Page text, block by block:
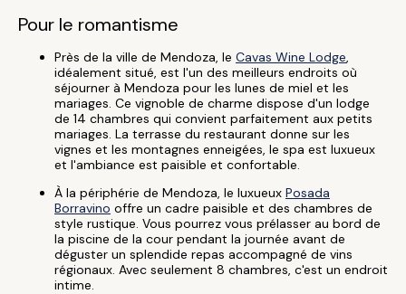
Pour le romantisme
Près de la ville de Mendoza, le Cavas Wine Lodge,
idéalement situé, est l'un des meilleurs endroits où
séjourner à Mendoza pour les lunes de miel et les
mariages. Ce vignoble de charme dispose d'un lodge
de 14 chambres qui convient parfaitement aux petits
mariages. La terrasse du restaurant donne sur les
vignes et les montagnes enneigées, le spa est luxueux
et l'ambiance est paisible et confortable.
À la périphérie de Mendoza, le luxueux Posada
Borravino offre un cadre paisible et des chambres de
style rustique. Vous pourrez vous prélasser au bord de
la piscine de la cour pendant la journée avant de
déguster un splendide repas accompagné de vins
régionaux. Avec seulement 8 chambres, c'est un endroit
intime.